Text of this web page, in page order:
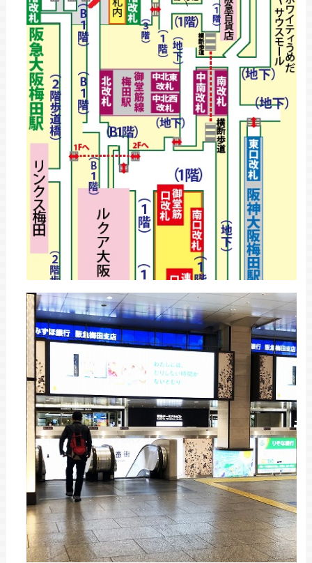
阪急大阪梅田駅「2階中央改札口」を出た後、
正面のエスカレーターで1階へ向かいます。
STEP
正面のエスカレーターで地下へ向
かう